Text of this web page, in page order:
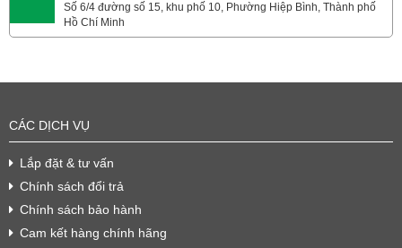
Số 6/4 đường số 15, khu phố 10, Phường Hiệp Bình, Thành phố
Hồ Chí Minh
CÁC DỊCH VỤ
Lắp đặt & tư vấn
Chính sách đổi trả
Chính sách bảo hành
Cam kết hàng chính hãng